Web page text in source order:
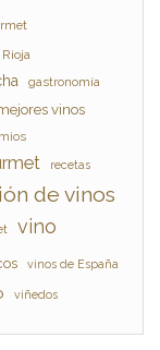
Rioja
gastronomía
vinos
recetas
de vinos
vino
vinos de España
viñedos